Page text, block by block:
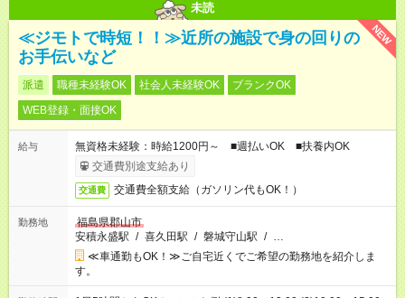
未読
NEW
≪ジモトで時短！！≫近所の施設で身の回りの
お手伝いなど
派遣 職種未経験OK 社会人未経験OK
ブランクOK
WEB登録・面接OK
給与
無資格未経験：時給1200円～ ■週払いOK ■扶養内OK
交通費別途支給あり
交通費 交通費全額支給（ガソリン代もOK！）
勤務地
福島県郡山市
安積永盛駅 / 喜久田駅 / 磐城守山駅 / …
≪車通勤もOK！≫ご自宅近くでご希望の勤務地を紹介しま
す。